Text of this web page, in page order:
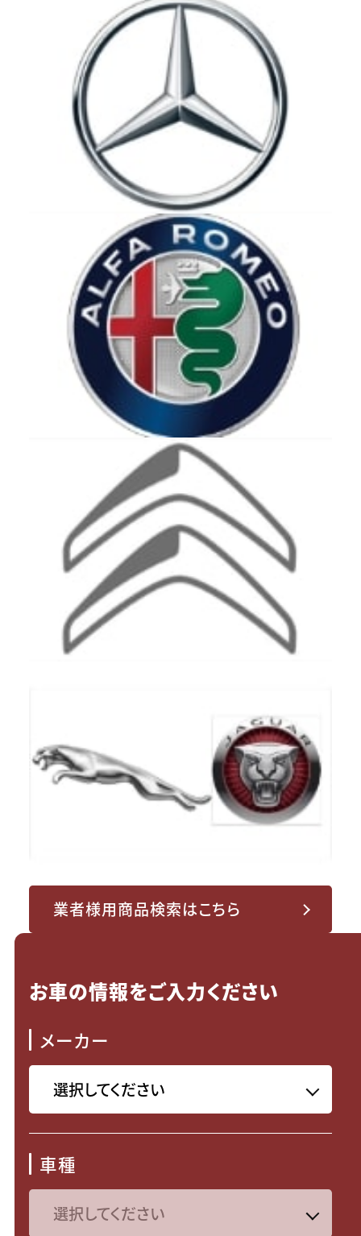
業者様用商品検索はこちら
お車の情報をご入力ください
メーカー
車種